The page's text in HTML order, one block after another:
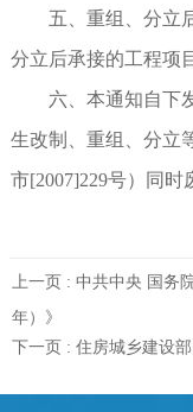
五、重组、分立后
分立后承接的工程项
六、本通知自下发
生改制、重组、分立
市[2007]229号）同时
上一页 : 中共中央 国务
年）》
下一页 : 住房城乡建设